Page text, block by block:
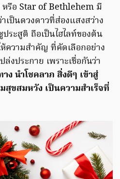
รือ Star of Bethlehem มี
เป็นดวงดาวที่ส่องแสงสว่าง
ระสูติ ถือเป็นไฮไลท์ของต้น
ความสำคัญ ที่คัดเลือกอย่าง
งประกาย เพราะเชื่อกันว่า
นำโชคลาภ สิ่งดีๆ เข้าสู่
สุขสมหวัง เป็นความสำเร็จที่